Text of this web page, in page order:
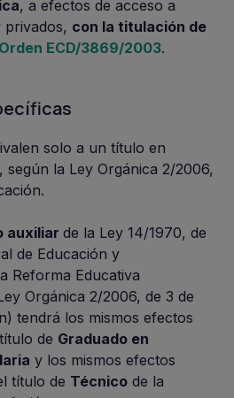
, a efectos de acceso a
con la titulación de
Orden ECD/3869/2003.
solo a un título en
la Ley Orgánica 2/2006,
auxiliar de la Ley 14/1970, de
de Educación y
Reforma Educativa
Orgánica 2/2006, de 3 de
tendrá los mismos efectos
de Graduado en
y los mismos efectos
título de Técnico de la